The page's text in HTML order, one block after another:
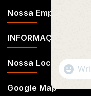
Nossa Empresa
INFORMAÇÕES
Nossa Localização
Google MapMessage